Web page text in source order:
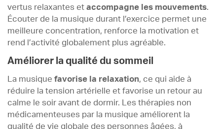
vertus relaxantes et accompagne les mouvements.
Écouter de la musique durant l’exercice permet une
meilleure concentration, renforce la motivation et
rend l’activité globalement plus agréable.
Améliorer la qualité du sommeil
La musique favorise la relaxation, ce qui aide à
réduire la tension artérielle et favorise un retour au
calme le soir avant de dormir. Les thérapies non
médicamenteuses par la musique améliorent la
qualité de vie globale des personnes âgées, à